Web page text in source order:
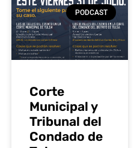
PODCAST
Corte
Municipal y
Tribunal del
Condado de